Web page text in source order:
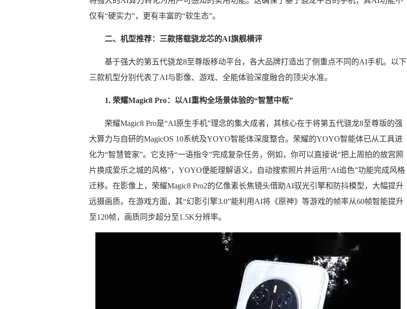
仅有“硬实力”，更有丰富的“软生态”。
二、机型推荐：三款搭载骁龙芯的AI旗舰横评
基于强大的第五代骁龙8至尊版移动平台，各大品牌打造出了侧重点不同的AI手机。以下
三款机型分别代表了AI与影像、游戏、全能体验深度融合的顶尖水准。
1. 荣耀Magic8 Pro：以AI重构全场景体验的“智慧中枢”
荣耀Magic8 Pro是“AI原生手机”理念的集大成者，其核心在于将第五代骁龙8至尊版的强
大算力与自研的MagicOS 10系统及YOYO智能体深度整合。荣耀的YOYO智能体已从工具进
化为“智慧管家”。它支持“一语指令”完成复杂任务，例如，你可以直接说“把上周拍的故宫照
片换成爱乐之城的风格”，YOYO便能理解语义，自动搜索照片并运用“AI追色”功能完成风格
迁移。在影像上，荣耀Magic8 Pro2的亿像素长焦镜头借助AI驭光引擎和防抖模型，大幅提升
远摄画质。在游戏方面，其“幻影引擎3.0”能利用AI将《原神》等游戏的帧率从60帧智能提升
至120帧，画质同步超分至1.5K分辨率。